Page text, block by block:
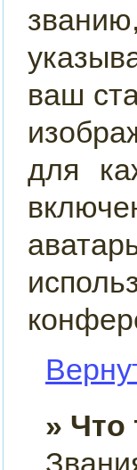
ваш
для
» Что